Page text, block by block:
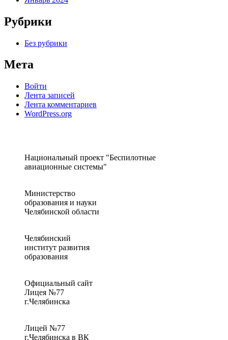
Рубрики
Без рубрики
Мета
Войти
Лента записей
Лента комментариев
WordPress.org
Национальный проект "Беспилотные
авиационные системы"
Министерство
образования и науки
Челябинской области
Челябинский
институт развития
образования
Официальный сайт
Лицея №77
г.Челябинска
Лицей №77
г.Челябинска в ВК